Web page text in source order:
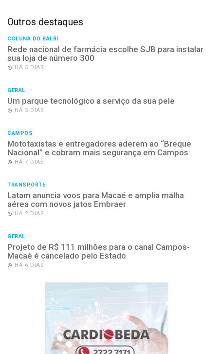
Outros destaques
COLUNA DO BALBI
Rede nacional de farmácia escolhe SJB para instalar
sua loja de número 300
HÁ 5 DIAS
GERAL
Um parque tecnológico a serviço da sua pele
HÁ 5 DIAS
CAMPOS
Mototaxistas e entregadores aderem ao “Breque
Nacional” e cobram mais segurança em Campos
HÁ 7 DIAS
TRANSPORTE
Latam anuncia voos para Macaé e amplia malha
aérea com novos jatos Embraer
HÁ 2 DIAS
GERAL
Projeto de R$ 111 milhões para o canal Campos-
Macaé é cancelado pelo Estado
HÁ 6 DIAS